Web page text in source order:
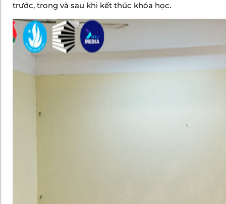
trước, trong và sau khi kết thúc khóa học.